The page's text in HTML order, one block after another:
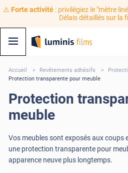
⚠️ Forte activité: privilégiez le "mètre
Délais détaillés sur la
Accueil Revêtements adhésifs
Protection transparente pour meuble
Protection
meuble
Vos meubles sont exposés aux coups
une protection transparente pour
apparence neuve plus longtemps.